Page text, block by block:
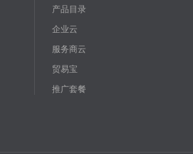
产品目录
企业云
服务商云
贸易宝
推广套餐